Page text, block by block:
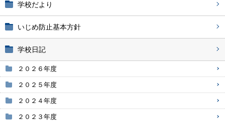
学校だより
いじめ防止基本方針
学校日記
２０２６年度
２０２５年度
２０２４年度
２０２３年度